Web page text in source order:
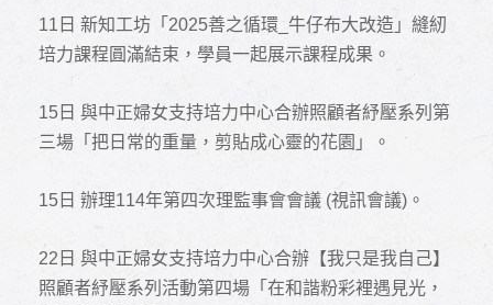
11 日 新知工坊「2025善之循環_牛仔布大改造」縫紉
培力課程圓滿結束，學員一起展示課程成果。
15 日 與中正婦女支持培力中心合辦照顧者紓壓系列第
三場「把日常的重量，剪貼成心靈的花園」。
15 日 辦理114年第四次理監事會會議 (視訊會議)。
22 日 與中正婦女支持培力中心合辦【我只是我自己】
照顧者紓壓系列活動第四場「在和諧粉彩裡遇見光，